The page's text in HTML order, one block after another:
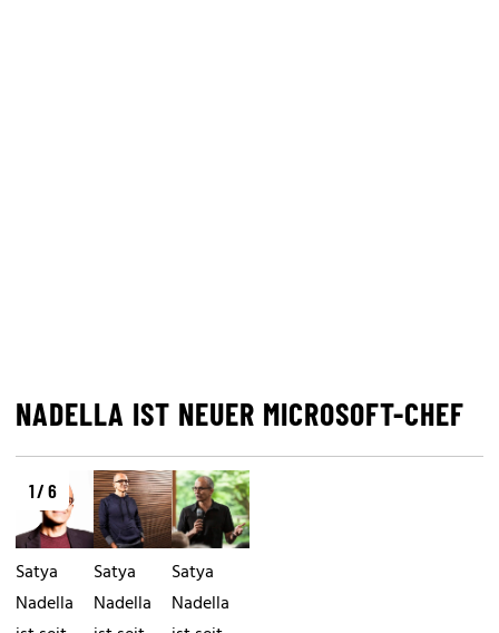
NADELLA IST NEUER MICROSOFT-CHEF
1 / 6
Satya
Nadella
Satya
Nadella
Satya
Nadella